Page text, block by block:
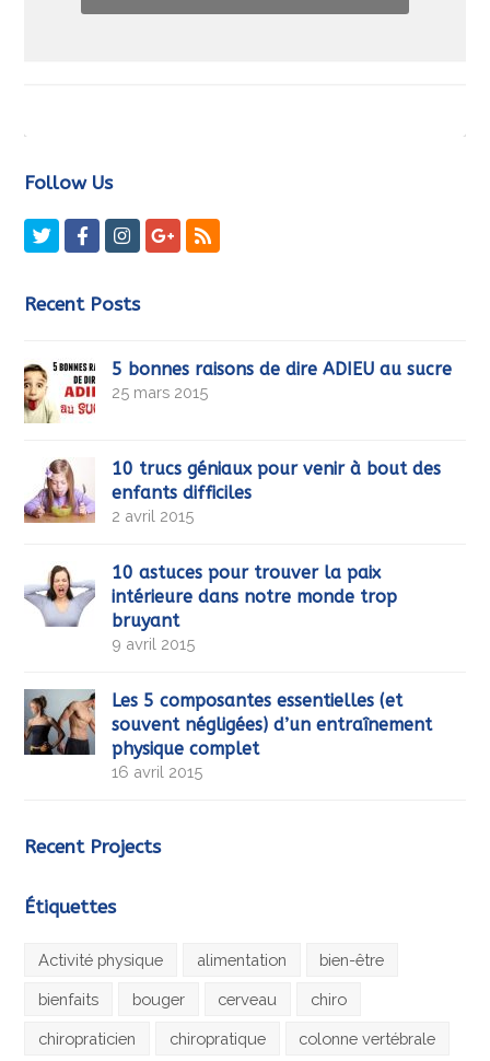
Follow Us
TwitterFacebookInstagramGooglePlus
RSS
Recent Posts
5 bonnes raisons de dire ADIEU au sucre
25 mars 2015
10 trucs géniaux pour venir à bout des
enfants difficiles
2 avril 2015
10 astuces pour trouver la paix
intérieure dans notre monde trop
bruyant
9 avril 2015
Les 5 composantes essentielles (et
souvent négligées) d’un entraînement
physique complet
16 avril 2015
Recent Projects
Étiquettes
Activité physique alimentation bien-être
bienfaits bouger cerveau chiro
chiropraticien chiropratique colonne vertébrale